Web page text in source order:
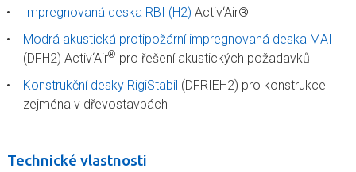
Impregnovaná deska RBI (H2) Activ‘Air®
Modrá akustická protipožární impregnovaná deska MAI
(DFH2) Activ‘Air® pro řešení akustických požadavků
Konstrukční desky RigiStabil (DFRIEH2) pro konstrukce
zejména v dřevostavbách
Technické vlastnosti